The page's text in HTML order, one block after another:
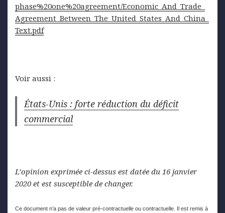
phase%20one%20agreement/Economic_And_Trade_
Agreement_Between_The_United_States_And_China_
Text.pdf
Voir aussi :
États-Unis : forte réduction du déficit
commercial
L’opinion exprimée ci-dessus est datée du 16 janvier
2020 et est susceptible de changer.
Ce document n’a pas de valeur pré-contractuelle ou contractuelle. Il est remis à